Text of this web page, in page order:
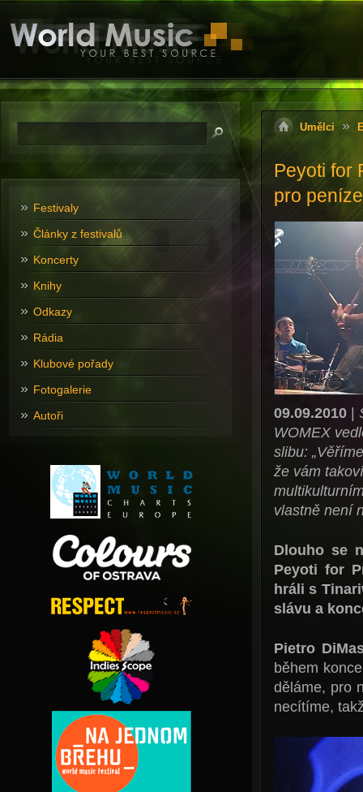
Umělci
Peyoti for
pro peníze
09.09.2010|
WOMEX
slibu:
že vám
vlastně není
Dlouho se
Peyoti for
hráli s
slávu a
Pietro
během
děláme, pro
necítíme,
Festivaly
Články z festivalů
Koncerty
Knihy
Odkazy
Rádia
Klubové pořady
Fotogalerie
Autoři